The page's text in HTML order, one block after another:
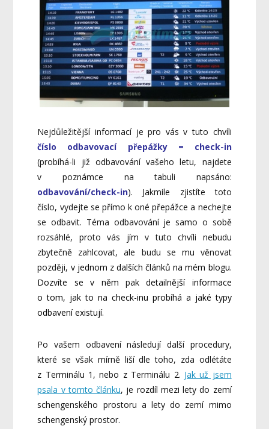
Nejdůležitější informací je pro vás v tuto chvíli
číslo odbavovací přepážky = check-in
(probíhá-li již odbavování vašeho letu, najdete
v poznámce na tabuli napsáno:
odbavování/check-in). Jakmile zjistíte toto
číslo, vydejte se přímo k oné přepážce a nechejte
se odbavit. Téma odbavování je samo o sobě
rozsáhlé, proto vás jím v tuto chvíli nebudu
zbytečně zahlcovat, ale budu se mu věnovat
později, v jednom z dalších článků na mém blogu.
Dozvíte se v něm pak detailnější informace
o tom, jak to na check-inu probíhá a jaké typy
odbavení existují.
Po vašem odbavení následují další procedury,
které se však mírně liší dle toho, zda odlétáte
z Terminálu 1, nebo z Terminálu 2. Jak už jsem
psala v tomto článku, je rozdíl mezi lety do zemí
schengenského prostoru a lety do zemí mimo
schengenský prostor.